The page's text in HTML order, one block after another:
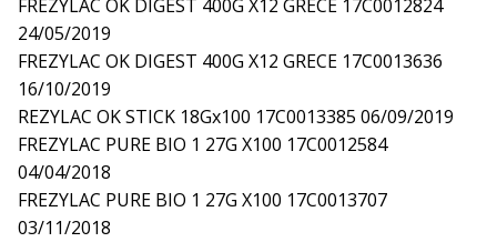
FREZYLAC OK DIGEST 400G X12 GRECE 17C0012824
24/05/2019
FREZYLAC OK DIGEST 400G X12 GRECE 17C0013636
16/10/2019
REZYLAC OK STICK 18Gx100 17C0013385 06/09/2019
FREZYLAC PURE BIO 1 27G X100 17C0012584
04/04/2018
FREZYLAC PURE BIO 1 27G X100 17C0013707
03/11/2018